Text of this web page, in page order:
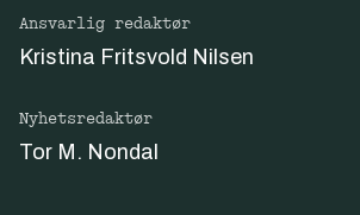
Ansvarlig redaktør
Kristina Fritsvold Nilsen
Nyhetsredaktør
Tor M. Nondal